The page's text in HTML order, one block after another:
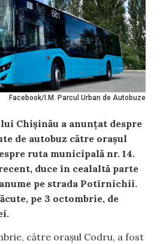
Facebook/I.M. Parcul Urban de Autobuze
Chișinău a anunțat despre
de autobuz către orașul
ruta municipală nr. 14.
duce în cealaltă parte
pe strada Potîrnichii.
pe 3 octombrie, de
către orașul Codru, a fost